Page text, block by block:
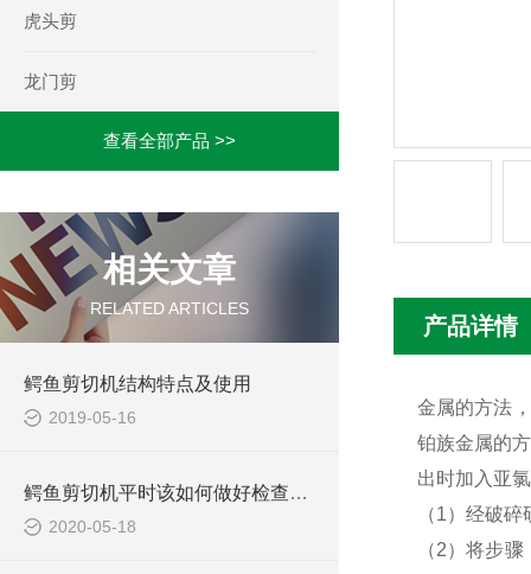
虎头剪
龙门剪
查看全部产品 >>
相关文章
RELATED ARTICLES
鳄鱼剪切机结构特点及使用
2019-05-16
鳄鱼剪切机平时该如何做好检查维修工作
2020-05-18
产品详情
金属的方法
铂族金属的
出时加入亚
（1）经破
（2）将步